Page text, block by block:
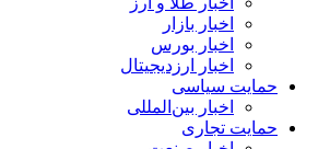
اخبار بازار
اخبار بورس
اخبار ارزدیجیتال
حمایت سیاسی
اخبار بین‌المللی
حمایت تجاری